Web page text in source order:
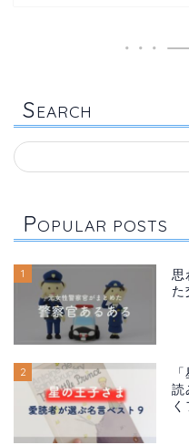
SEARCH
POPULAR POSTS
1
思
た
2
読